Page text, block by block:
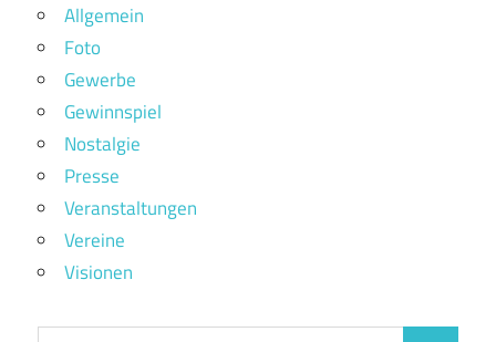
Allgemein
Foto
Gewerbe
Gewinnspiel
Nostalgie
Presse
Veranstaltungen
Vereine
Visionen